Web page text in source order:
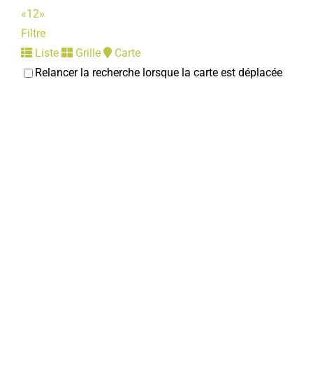
«12»
Filtre
Liste
Grille
Carte
Relancer la recherche lorsque la carte est déplacée